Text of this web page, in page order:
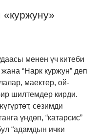
менен үч китеби
“Нарк куржун” деп
маектер, ой-
шилтемдер кирди.
сезимди
үндөп, “катарсис”
“адамдын ички